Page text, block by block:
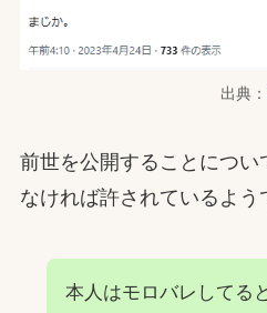
出典：
前世を公開することについ
なければ許されているよう
本人はモロバレしてる